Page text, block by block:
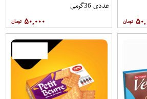
عددی 36گرمی
۵۰,۰۰۰